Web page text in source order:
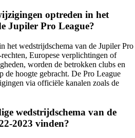
optreden in het
Jupiler Pro League?
het wedstrijdschema van de Jupiler Pro
Europese verplichtingen of
worden de betrokken clubs en
de hoogte gebracht. De Pro League
via officiële kanalen zoals de
wedstrijdschema van de
2023 vinden?